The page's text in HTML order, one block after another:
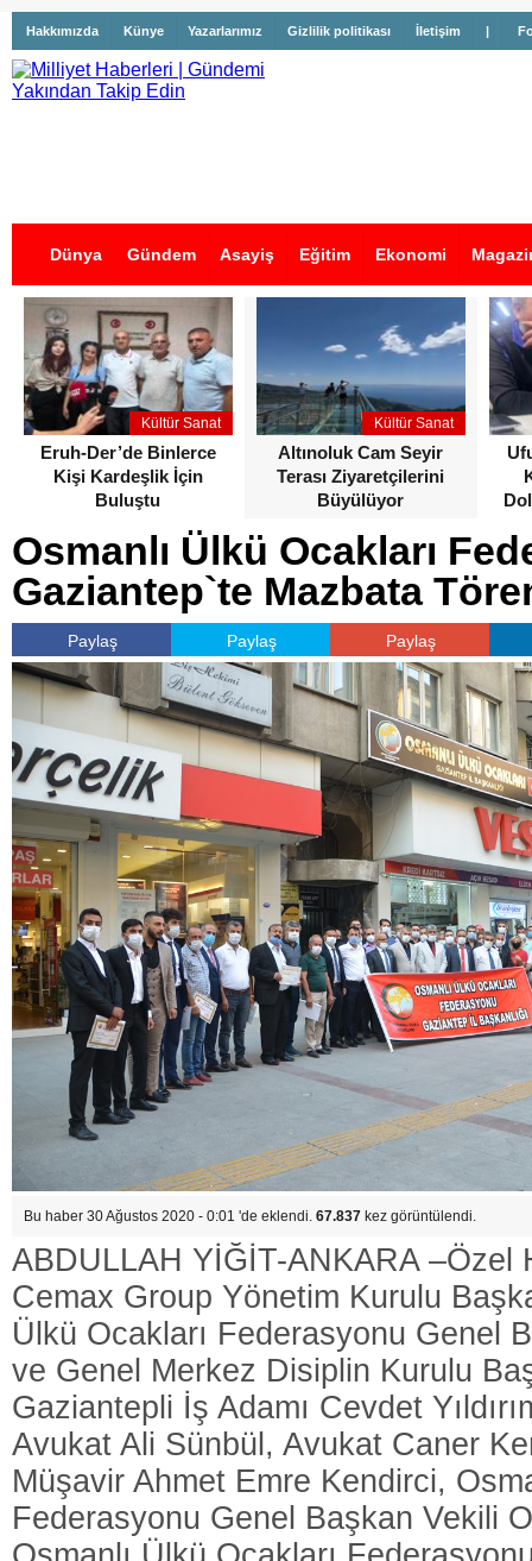
Hakkımızda Künye Yazarlarımız Gizlilik politikası İletişim |
Dünya Gündem Asayiş Eğitim Ekonomi
İş İlanları
Kültür Sanat
Eruh-Der’de Binlerce
Kişi Kardeşlik İçin
Buluştu
Kültür Sanat
Altınoluk Cam Seyir
Terası Ziyaretçilerini
Büyülüyor
Osmanlı Ülkü Ocakları
Gaziantep`te Mazbata
Paylaş Paylaş Paylaş
Bu haber 30 Ağustos 2020 - 0:01 'de eklendi. 67.837 kez görüntülendi.
ABDULLAH YİĞİT-ANKARA –Özel
Cemax Group Yönetim Kurulu
Ülkü Ocakları Federasyonu Genel
ve Genel Merkez Disiplin Kurulu
Gaziantepli İş Adamı Cevdet
Avukat Ali Sünbül, Avukat Caner
Müşavir Ahmet Emre Kendirci,
Federasyonu Genel Başkan Vekili